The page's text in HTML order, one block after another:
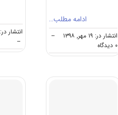
ادامه مطلب…
انتشار در: ۱۹ مهر, ۱۳۹۸
--
۰ دیدگاه
دانشگاه
انتشار در: ۲۹ فروردین, ۱۳۹۸
--